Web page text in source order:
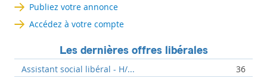
Publiez votre annonce
Accédez à votre compte
Les dernières offres libérales
Assistant social libéral - H/...
36